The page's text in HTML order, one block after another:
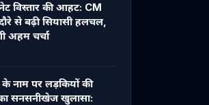
विस्तार की आहट: CM
से बढ़ी सियासी हलचल,
अहम चर्चा
के नाम पर लड़कियों की
सनसनीखेज खुलासा: